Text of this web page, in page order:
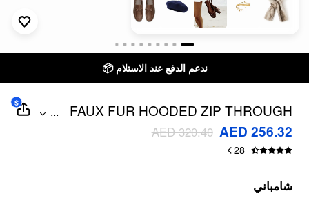
ندعم الدفع عند الاستلام 📦
FAUX FUR HOODED ZIP THROUGH
LONG SLEEVE JACKET
...
AED 256.32
AED 320.40
28
$
شامباني